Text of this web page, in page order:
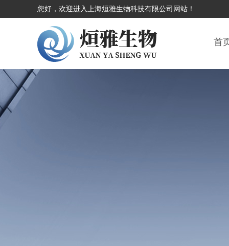
您好，欢迎进入上海烜雅生物科技有限公司网站！
首